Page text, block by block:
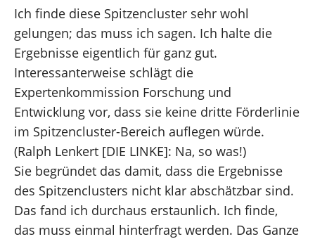
Ich finde diese Spitzencluster sehr wohl
gelungen; das muss ich sagen. Ich halte die
Ergebnisse eigentlich für ganz gut.
Interessanterweise schlägt die
Expertenkommission Forschung und
Entwicklung vor, dass sie keine dritte Förderlinie
im Spitzencluster-Bereich auflegen würde.
(Ralph Lenkert [DIE LINKE]: Na, so was!)
Sie begründet das damit, dass die Ergebnisse
des Spitzenclusters nicht klar abschätzbar sind.
Das fand ich durchaus erstaunlich. Ich finde,
das muss einmal hinterfragt werden. Das Ganze